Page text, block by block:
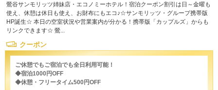
鶯谷サンモリッツ姉妹店・エコノミーホテル！宿泊クーポン割引は日～金曜も
使え、休憩は休日も使え、お財布にもエコ♪☆サンモリッツ・グループ携帯版
HP誕生☆ 本日の空室状況や営業案内が分かる！携帯版「カップルズ」からも
リンクできます☆ 鶯...
クーポン
ご休憩でもご宿泊でも全日利用可能！
◆宿泊1000円OFF
◆休憩・フリータイム500円OFF